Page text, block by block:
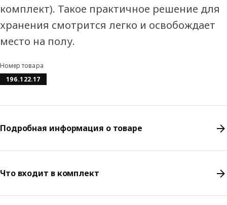
комплект). Такое практичное решение для
хранения смотрится легко и освобождает
место на полу.
Номер товара
196.122.17
Подробная информация о товаре
Что входит в комплект